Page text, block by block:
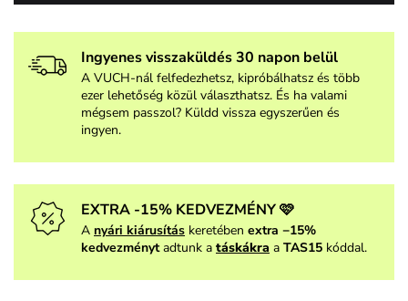
Ingyenes visszaküldés 30 napon belül
A VUCH-nál felfedezhetsz, kipróbálhatsz és több
ezer lehetőség közül választhatsz. És ha valami
mégsem passzol? Küldd vissza egyszerűen és
ingyen.
EXTRA -15% KEDVEZMÉNY 🩷
A nyári kiárusítás keretében extra −15%
kedvezménytadtunk a táskákra a TAS15 kóddal.